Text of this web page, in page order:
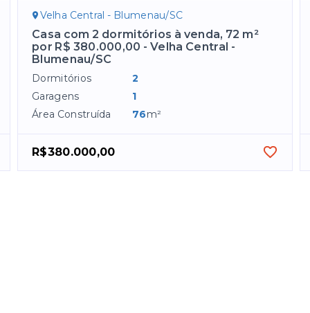
Velha Central - Blumenau/SC
Casa com 2 dormitórios à venda, 72 m²
por R$ 380.000,00 - Velha Central -
Blumenau/SC
Dormitórios
2
Garagens
1
Área Construída
76m²
R$380.000,00